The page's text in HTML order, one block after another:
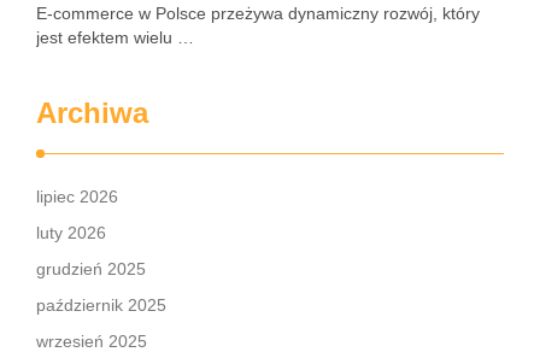
E-commerce w Polsce przeżywa dynamiczny rozwój, który
jest efektem wielu …
Archiwa
lipiec 2026
luty 2026
grudzień 2025
październik 2025
wrzesień 2025